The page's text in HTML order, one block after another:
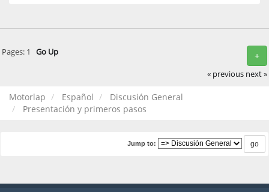
+
Pages: 1 Go Up
« previous next »
Motorlap Español
Discusión General
Presentación y primeros pasos
Jump to: